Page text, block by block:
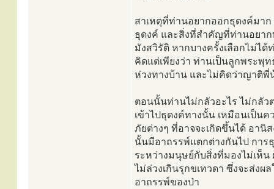
สาเหตุที่ท่านอยากออกธุดงค์มาก
ธุดงค์ และสิ่งที่สำคัญที่ท่านอยาก
มังสวิรัติ หากบางครั้งเลือกไม่ไ
คิดแต่เพียงว่า ท่านเป็นลูกพระพุ
ห่วงทางบ้าน และไม่คิดว่าญาติพี่
ตอนนั้นท่านไม่กลัวอะไร ไม่กลัว
เข้าไปธุดงค์ทางนั้น เหมือนเป็น
ภัยต่างๆ ที่อาจจะเกิดขึ้นได้ อา
นั้นมีอาถรรพ์แตกต่างกันไป การ
ระหว่างมนุษย์กับสิ่งที่มองไม่เห็น
ไม่ล่วงเกินรุกขเทวดา ซึ่งจะส่ง
อาถรรพ์ของป่า